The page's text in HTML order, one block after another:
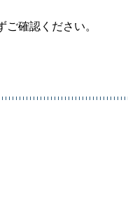
確認ください。